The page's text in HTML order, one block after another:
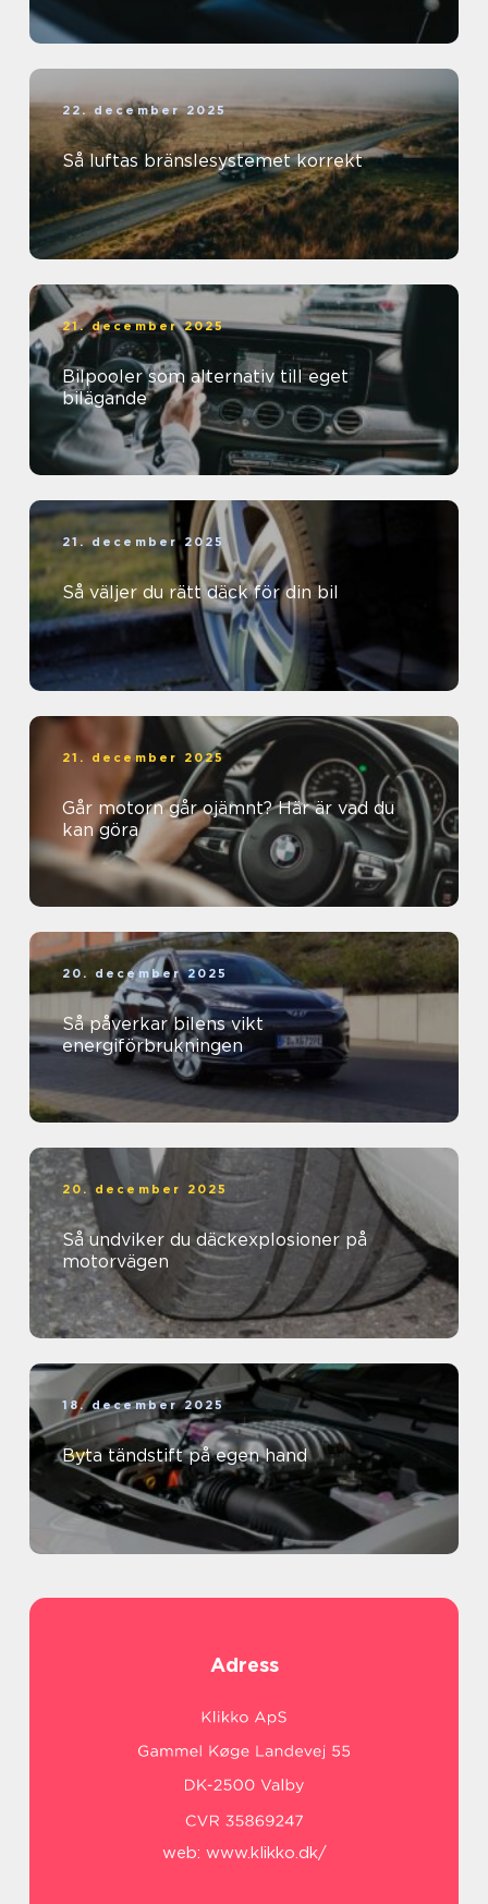
22. december 2025
Så luftas bränslesystemet korrekt
21. december 2025
Bilpooler som alternativ till eget
bilägande
21. december 2025
Så väljer du rätt däck för din bil
21. december 2025
Går motorn går ojämnt? Här är vad du
kan göra
20. december 2025
Så påverkar bilens vikt
energiförbrukningen
20. december 2025
Så undviker du däckexplosioner på
motorvägen
18. december 2025
Byta tändstift på egen hand
Adress
web: www.klikko.dk/